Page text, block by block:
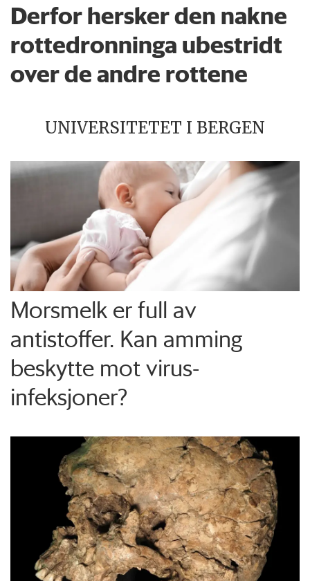
Derfor hersker den nakne
rottedronninga ubestridt
over de andre rottene
UNIVERSITETET I BERGEN
Morsmelk er full av
antistoffer. Kan amming
beskytte mot virus-
infeksjoner?